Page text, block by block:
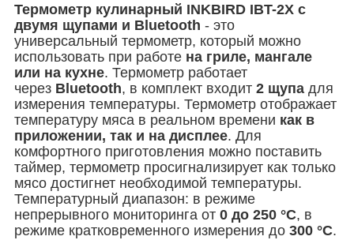
Термометр кулинарный INKBIRD IBT-2X с
двумя щупами и Bluetooth - это
универсальный термометр, который можно
использовать при работе на гриле, мангале
или на кухне. Термометр работает
через Bluetooth, в комплект входит 2 щупа для
измерения температуры. Термометр отображает
температуру мяса в реальном времени как в
приложении, так и на дисплее. Для
комфортного приготовления можно поставить
таймер, термометр просигнализирует как только
мясо достигнет необходимой температуры.
Температурный диапазон: в режиме
непрерывного мониторинга от 0 до 250 °C, в
режиме кратковременного измерения до 300 °C.